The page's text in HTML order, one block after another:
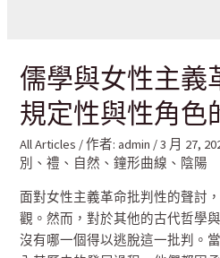
儒學與女性主
規定性與性角色
All Articles / 作者:admin /3 月 27,
別 、禮 、 自然 、鐘形曲線 、 陰陽
面對女性主義革命批判性的聲討
觀。然而，對於其他的古代哲學
沒有哪一個得以逃脫這一批判。